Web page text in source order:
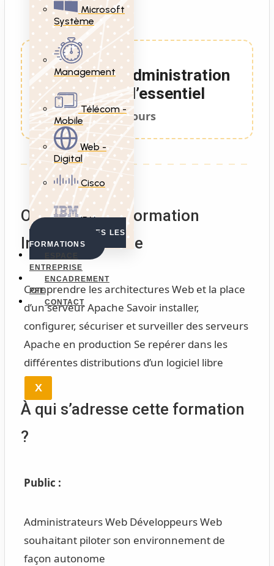
Microsoft
Système
Management
Télécom -
Mobile
Web -
Digital
Cisco
IBM
VOIR TOUTES LES
FORMATIONS
ENTREPRISE
ENCADREMENT
PFE
CONTACT
X
Formation Administration
Apache, l’essentiel
2 Jours
Objectifs de la formation
Initiation Apache
Comprendre les architectures Web et la place
d’un serveur Apache Savoir installer,
configurer, sécuriser et surveiller des serveurs
Apache en production Se repérer dans les
différentes distributions d’un logiciel libre
À qui s’adresse cette formation
?
Public :
Administrateurs Web Développeurs Web
souhaitant piloter son environnement de
façon autonome